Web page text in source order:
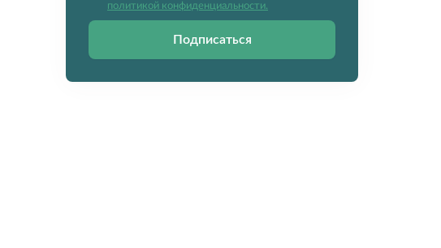
политикой конфиденциальности.
Подписаться